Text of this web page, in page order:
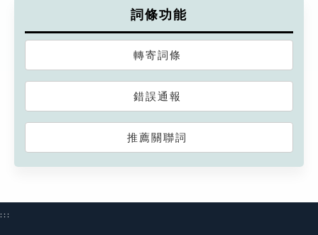
詞條功能
轉寄詞條
錯誤通報
推薦關聯詞
:::